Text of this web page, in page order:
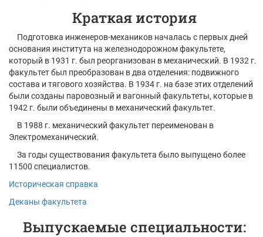
Краткая история
Подготовка инженеров-механиков началась с первых дней
основания института на железнодорожном факультете,
который в 1931 г. был реорганизован в механический. В 1932 г.
факультет был преобразован в два отделения: подвижного
состава и тягового хозяйства. В 1934 г. на базе этих отделений
были созданы паровозный и вагонный факультеты, которые в
1942 г. были объединены в механический факультет.
В 1988 г. механический факультет переименован в
Электромеханический.
За годы существования факультета было выпущено более
11500 специалистов.
Историческая справка
Деканы факультета
Выпускаемые специальности: